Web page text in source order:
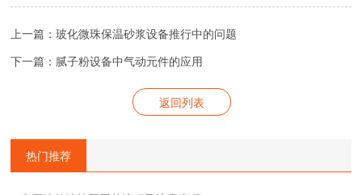
上一篇：玻化微珠保温砂浆设备推行中的问题
下一篇：腻子粉设备中气动元件的应用
返回列表
热门推荐